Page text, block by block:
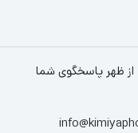
از ظهر پاسخگوی شما